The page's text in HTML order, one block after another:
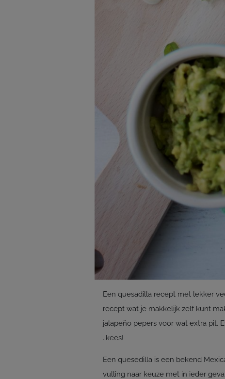
Een quesadilla recept met lekker
recept wat je makkelijk zelf kunt
jalapeño pepers voor wat extra pit.
..kees!
Een quesedilla is een bekend
vulling naar keuze met in ieder